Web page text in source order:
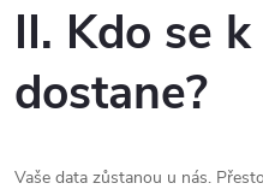
II. Kdo se
dostane?
Vaše data zůstanou u nás.